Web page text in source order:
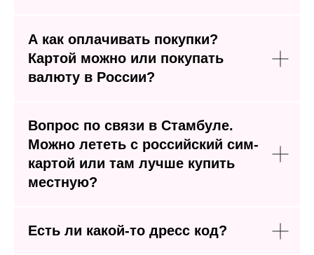
А как оплачивать покупки?
Картой можно или покупать
валюту в России?
Вопрос по связи в Стамбуле.
Можно лететь с российский сим-
картой или там лучше купить
местную?
Есть ли какой-то дресс код?